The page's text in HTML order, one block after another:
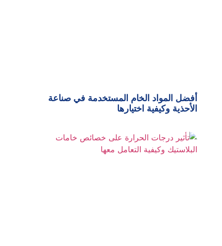
أفضل المواد الخام المستخدمة في صناعة
الأحذية وكيفية اختيارها